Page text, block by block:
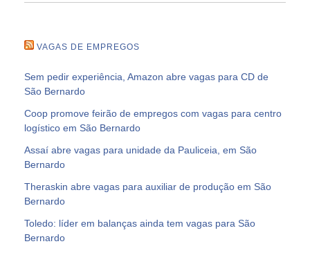
VAGAS DE EMPREGOS
Sem pedir experiência, Amazon abre vagas para CD de
São Bernardo
Coop promove feirão de empregos com vagas para centro
logístico em São Bernardo
Assaí abre vagas para unidade da Pauliceia, em São
Bernardo
Theraskin abre vagas para auxiliar de produção em São
Bernardo
Toledo: líder em balanças ainda tem vagas para São
Bernardo